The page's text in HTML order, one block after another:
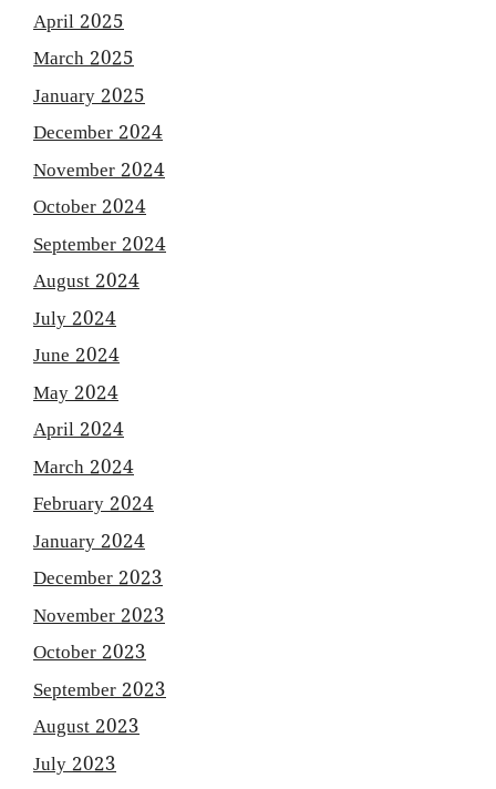
April 2025
March 2025
January 2025
December 2024
November 2024
October 2024
September 2024
August 2024
July 2024
June 2024
May 2024
April 2024
March 2024
February 2024
January 2024
December 2023
November 2023
October 2023
September 2023
August 2023
July 2023